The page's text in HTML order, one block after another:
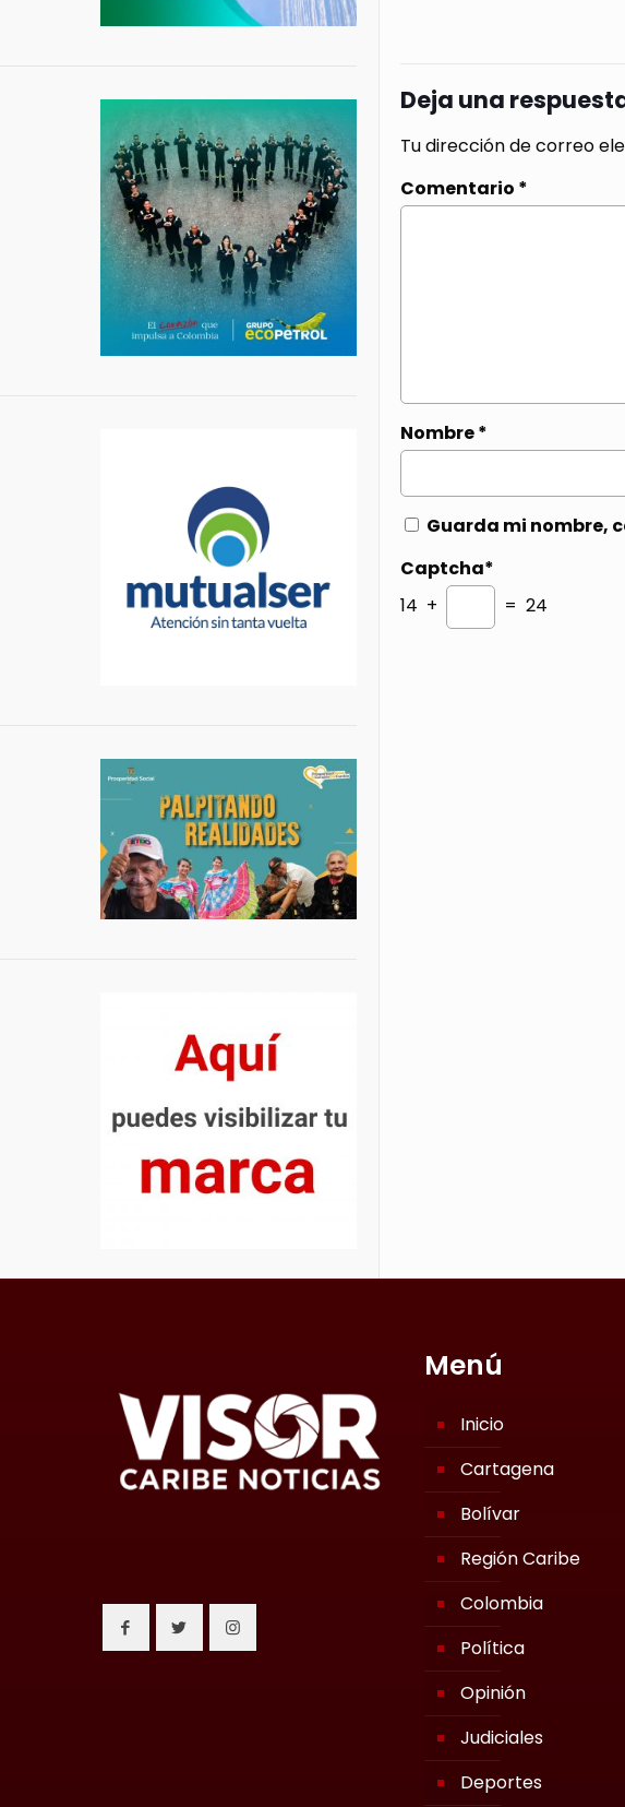
Deja una
Tu dirección de correo
Comentario *
Nombre*
Guarda mi nombre,
Captcha*
14 +
= 24
Menú
Inicio
Cartagena
Bolívar
Región Caribe
Colombia
Política
Opinión
Judiciales
Deportes